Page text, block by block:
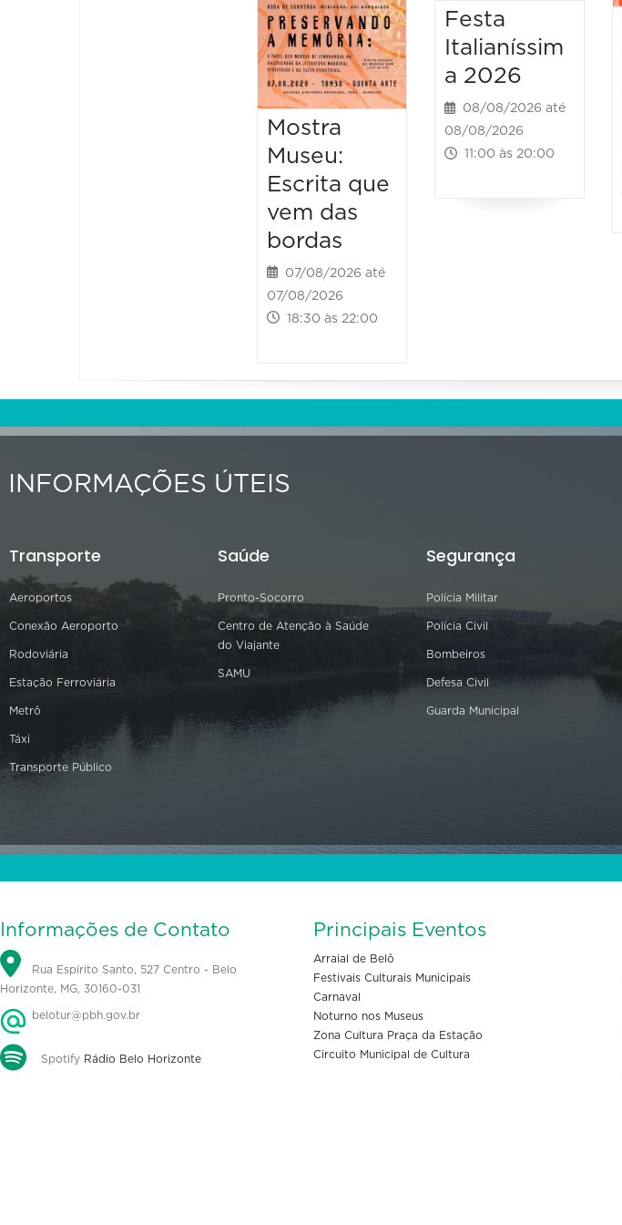
Mostra
Museu:
Escrita que
vem das
bordas
07/08/2026 até
07/08/2026
18:30 às 22:00
Festa
Italianíssim
a 2026
08/08/2026 até
08/08/2026
11:00 às 20:00
INFORMAÇÕES ÚTEIS
Transporte
Aeroportos
Conexão Aeroporto
Rodoviária
Estação Ferroviária
Metrô
Táxi
Transporte Público
Saúde
Pronto-Socorro
Centro de Atenção à Saúde
do Viajante
SAMU
Segurança
Polícia Militar
Polícia Civil
Bombeiros
Defesa Civil
Guarda Municipal
Informações de Contato
Rua Espírito Santo, 527 Centro - Belo
Horizonte, MG, 30160-031
belotur@pbh.gov.br
Spotify Rádio Belo Horizonte
Principais Eventos
Arraial de Belô
Festivais Culturais Municipais
Carnaval
Noturno nos Museus
Zona Cultura Praça da Estação
Circuito Municipal de Cultura